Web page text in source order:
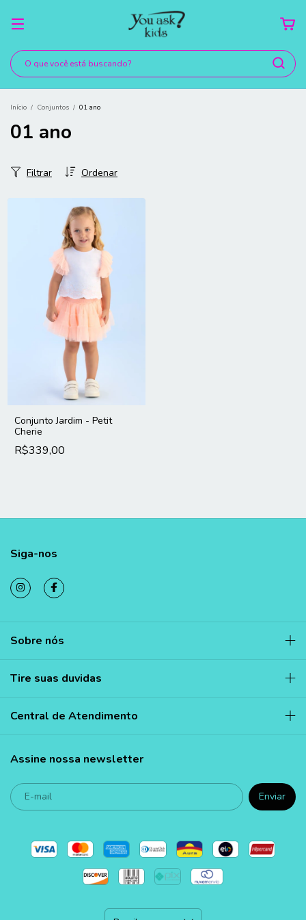
Início / Conjuntos / 01 ano
01 ano
Ordenar
Filtrar
Conjunto Jardim - Petit
Cherie
R$339,00
Siga-nos
Sobre nós
Tire suas duvidas
Central de Atendimento
Assine nossa newsletter